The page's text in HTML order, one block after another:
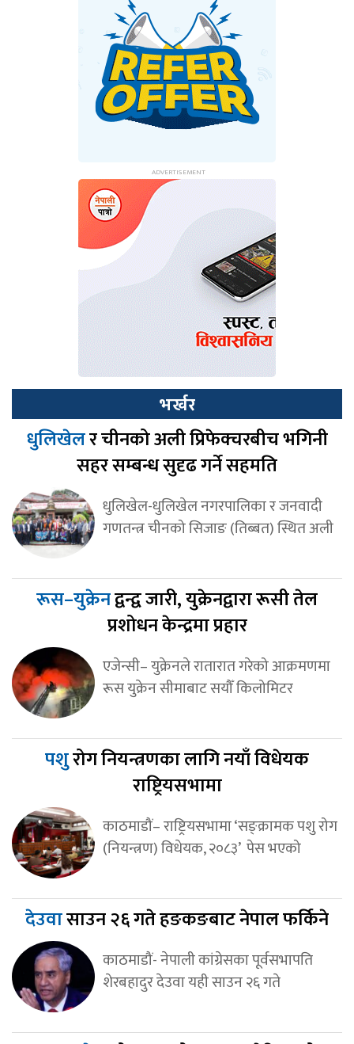
भर्खर
धुलिखेलर चीनको अली प्रिफेक्चरबीच भगिनी
सहर सम्बन्ध सुदृढ गर्ने सहमति
धुलिखेल-धुलिखेल नगरपालिका र जनवादी
गणतन्त्र चीनको सिजाङ (तिब्बत) स्थित अली
रूस–युक्रेनद्वन्द्व जारी, युक्रेनद्वारा रूसी तेल
प्रशोधन केन्द्रमा प्रहार
एजेन्सी– युक्रेनले रातारात गरेको आक्रमणमा
रूस युक्रेन सीमाबाट सयौँ किलोमिटर
पशुरोग नियन्त्रणका लागि नयाँ विधेयक
राष्ट्रियसभामा
काठमाडौं– राष्ट्रियसभामा ‘सङ्क्रामक पशु रोग
(नियन्त्रण) विधेयक, २०८३’ पेस भएको
देउवासाउन २६ गते हङकङबाट नेपाल फर्किने
काठमाडौं- नेपाली कांग्रेसका पूर्वसभापति
शेरबहादुर देउवा यही साउन २६ गते